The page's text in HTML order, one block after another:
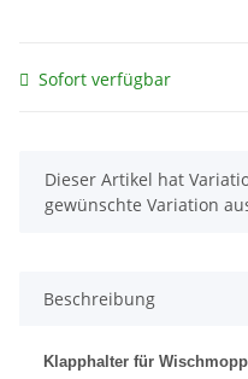
Sofort verfügbar
x
Dieser Artikel hat
gewünschte Variation
Beschreibung
Klapphalter für